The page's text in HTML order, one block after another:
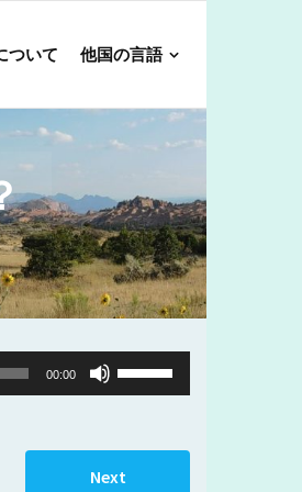
ついて 他国の言語
00:00
Use
Up/Down
to
Next